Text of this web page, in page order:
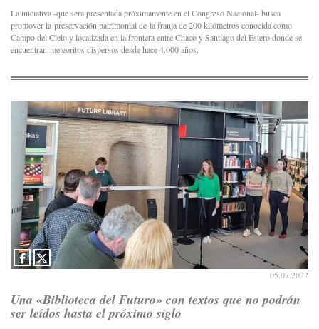
La iniciativa -que será presentada próximamente en el Congreso Nacional- busca
promover la preservación patrimonial de la franja de 200 kilómetros conocida como
Campo del Cielo y localizada en la frontera entre Chaco y Santiago del Estero donde se
encuentran meteoritos dispersos desde hace 4.000 años.
05.07.2022
Una «Biblioteca del Futuro» con textos que no podrán
ser leídos hasta el próximo siglo